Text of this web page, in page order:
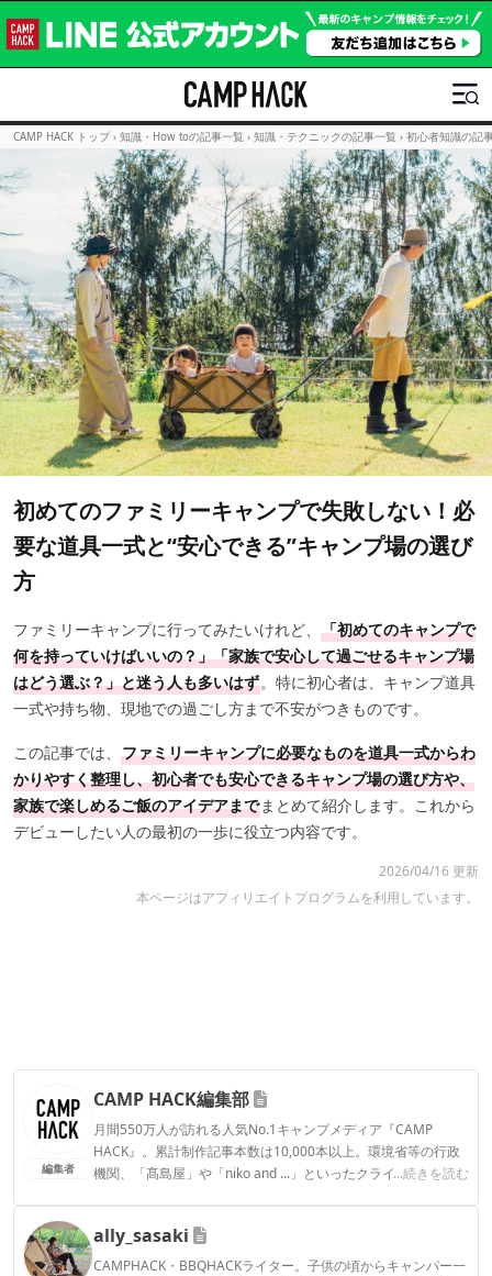
CAMP HACK トップ › 知識・How toの記事一覧 › 知識・テクニックの記事一覧 › 初心者知識の記
初めてのファミリーキャンプで失敗しない！必
要な道具一式と“安心できる”キャンプ場の選び
方
ファミリーキャンプに行ってみたいけれど、 「初めてのキャンプで
何を持っていけばいいの？」「家族で安心して過ごせるキャンプ場
はどう選ぶ？」と迷う人も多いはず。特に初心者は、キャンプ道具
一式や持ち物、現地での過ごし方まで不安がつきものです。
この記事では、 ファミリーキャンプに必要なものを道具一式からわ
かりやすく整理し、初心者でも安心できるキャンプ場の選び方や、
家族で楽しめるご飯のアイデアまでまとめて紹介します。これから
デビューしたい人の最初の一歩に役立つ内容です。
2026/04/16 更新
本ページはアフィリエイトプログラムを利用しています。
編集者
CAMP HACK編集部
月間550万人が訪れる人気No.1キャンプメディア『CAMP
HACK』。累計制作記事本数は10,000本以上。環境省等の行政
機関、「髙島屋」や「niko and ...」といったクライアントとの
...続きを読む
CAMP HACK編集部のプロフィール
ally_sasaki
CAMPHACK・BBQHACKライター。子供の頃からキャンパー一